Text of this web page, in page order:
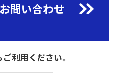
問い合わせ
利用ください。